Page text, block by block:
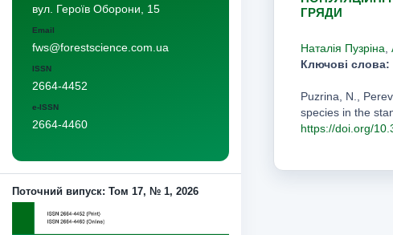
вул. Героїв Оборони, 15
Email
fws@forestscience.com.ua
ISSN
2664-4452
e-ISSN
2664-4460
Поточний випуск: Том 17, № 1, 2026
ГРЯДИ
Наталія Пузріна
Ключові слова:
Puzrina, N.,
species in the
https://doi.org/